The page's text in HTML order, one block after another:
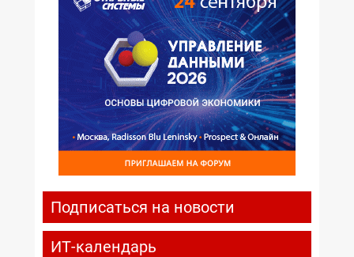
Подписаться на новости
ИТ-календарь